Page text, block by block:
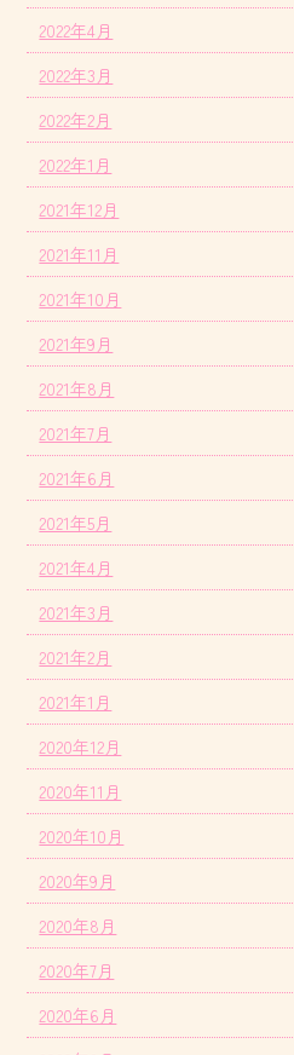
2022年4月
2022年3月
2022年2月
2022年1月
2021年12月
2021年11月
2021年10月
2021年9月
2021年8月
2021年7月
2021年6月
2021年5月
2021年4月
2021年3月
2021年2月
2021年1月
2020年12月
2020年11月
2020年10月
2020年9月
2020年8月
2020年7月
2020年6月